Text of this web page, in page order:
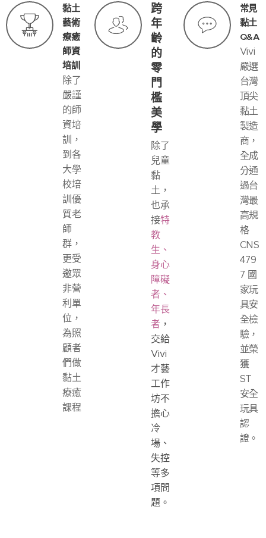
黏土
藝術
療癒
師資
培訓
除了
嚴謹
的師
資培
訓，
到各
大學
校培
訓優
質老
師
群，
更受
邀眾
非營
利單
位，
為照
顧者
們做
黏土
療癒
課程
跨
年
齡
的
零
門
檻
美
學
除了
兒童
黏
土，
也承
接特
教
生、
身心
障礙
者、
年長
者 ，
交給
Vivi
才藝
工作
坊不
擔心
冷
場、
失控
等多
項問
題。
常見
黏土
Q&A
Vivi
嚴選
台灣
頂尖
黏土
製造
商，
全成
分通
過台
灣最
高規
格
CNS
479
7 國
家玩
具安
全檢
驗，
並榮
獲
ST
安全
玩具
認
證。